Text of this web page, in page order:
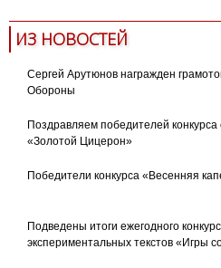
ИЗ НОВОСТЕЙ
Сергей Арутюнов награжден
Обороны
Поздравляем победителей конкурса
«Золотой Цицерон»
Победители конкурса «Весенняя
Подведены итоги ежегодного
экспериментальных текстов «Игры